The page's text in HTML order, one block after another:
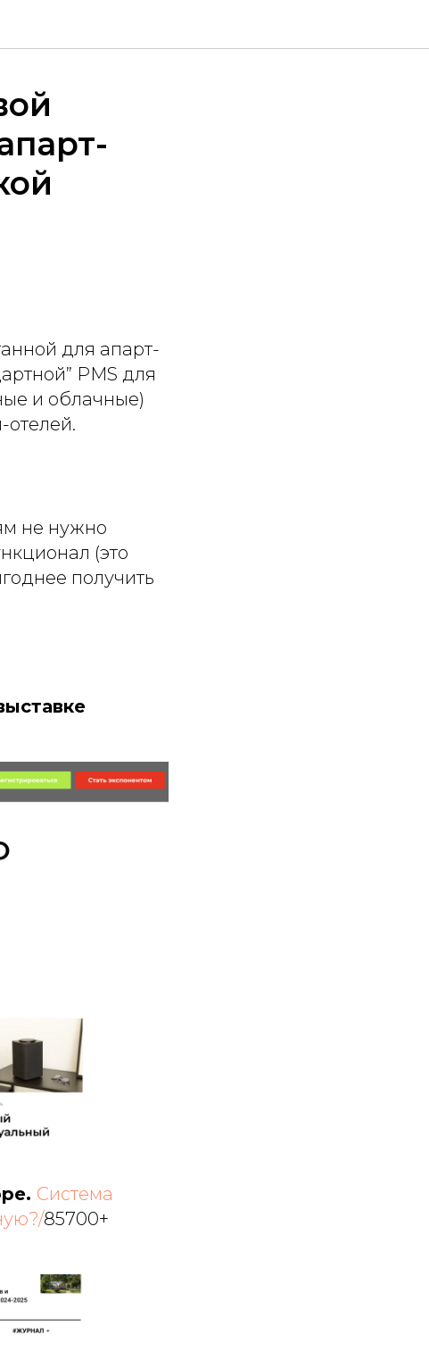
для апарт-
PMS для
и облачные)
отелей.
не нужно
(это
получить
Система
85700+